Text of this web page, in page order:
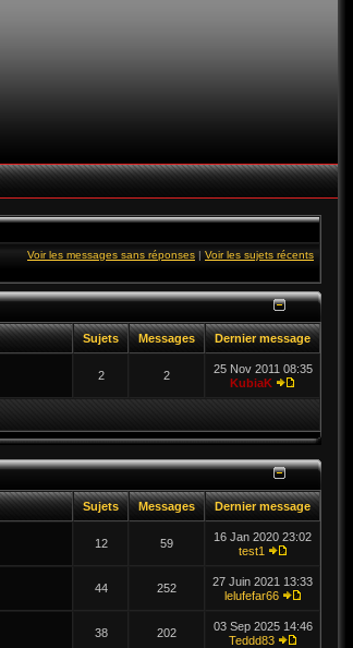
Voir les messages sans réponses | Voir les sujets récents
Sujets Messages Dernier message
2 2
25 Nov 2011 08:35
KubiaK
Sujets Messages Dernier message
12 59
16 Jan 2020 23:02
test1
44 252
27 Juin 2021 13:33
lelufefar66
38 202
03 Sep 2025 14:46
Teddd83